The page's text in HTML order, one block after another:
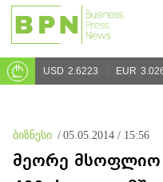
USD 2.6223 EUR
ბიზნესი / 05.05.2014 / 15:56
მეორე მსოფლიო